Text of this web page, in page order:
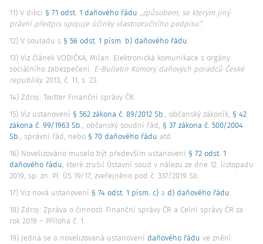
11) V dikci § 71 odst. 1 daňového řádu „způsobem, se kterým jiný
právní předpis spojuje účinky vlastnoručního podpisu“.
12) V souladu s § 56 odst. 1 písm. b) daňového řádu.
13) Viz článek VODIČKA, Milan. Elektronická komunikace s orgány
sociálního zabezpečení. E-Bulletin Komory daňových poradců České
republiky. 2013, č. 11, s. 23.
14) Zdroj: Twitter Finanční správy ČR.
15) Viz ustanovení § 562 zákona č. 89/2012 Sb., občanský zákoník, § 42
zákona č. 99/1963 Sb., občanský soudní řád, § 37 zákona č. 500/2004
Sb., správní řád, nebo § 70 daňového řádu atd.
16) Novelizováno muselo být především ustanovení § 72 odst. 1
daňového řádu, které zrušil Ústavní soud v nálezu ze dne 12. listopadu
2019, sp. zn. Pl. ÚS 19/17, zveřejněno pod č. 337/2019 Sb.
17) Viz nová ustanovení § 74 odst. 1 písm. c) a d) daňového řádu.
18) Zdroj: Zpráva o činnosti Finanční správy ČR a Celní správy ČR za
rok 2019 – Příloha č. 1.
19) Jedná se o novelizovaná ustanovení daňového řádu ve znění